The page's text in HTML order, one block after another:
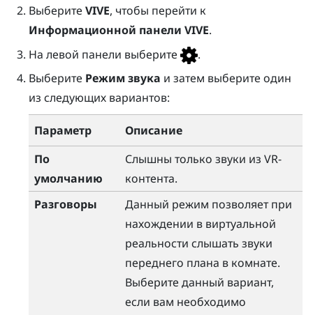
Выберите VIVE, чтобы перейти к
Информационной панели VIVE.
На левой панели выберите
.
Выберите Режим звука и затем выберите один
из следующих вариантов:
Параметр
Описание
По
умолчанию
Слышны только звуки из VR-
контента.
Разговоры
Данный режим позволяет при
нахождении в виртуальной
реальности слышать звуки
переднего плана в комнате.
Выберите данный вариант,
если вам необходимо